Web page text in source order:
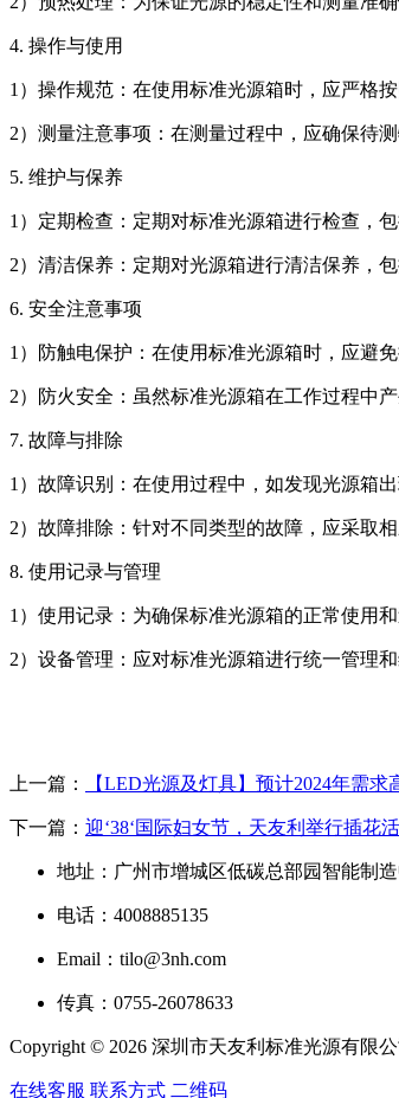
4. 操作与使用
1）操作规范：在使用标准光源箱时，应严格
2）测量注意事项：在测量过程中，应确保待
5. 维护与保养
1）定期检查：定期对标准光源箱进行检查，
2）清洁保养：定期对光源箱进行清洁保养，
6. 安全注意事项
1）防触电保护：在使用标准光源箱时，应避
2）防火安全：虽然标准光源箱在工作过程中
7. 故障与排除
1）故障识别：在使用过程中，如发现光源箱
2）故障排除：针对不同类型的故障，应采取
8. 使用记录与管理
1）使用记录：为确保标准光源箱的正常使用
2）设备管理：应对标准光源箱进行统一管理
上一篇： 【LED光源及灯具】预计2024年需求
下一篇： 迎‘38‘国际妇女节，天友利举行插花
地址：广州市增城区低碳总部园智能制
电话：4008885135
Email：tilo@3nh.com
传真：0755-26078633
Copyright © 2026 深圳市天友利标准光源有限
在线客服 联系方式 二维码